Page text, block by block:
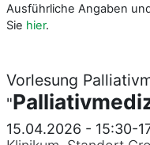
Ausführliche Angaben
Sie hier.
Vorlesung
"
15.04.2026 - 15:30-